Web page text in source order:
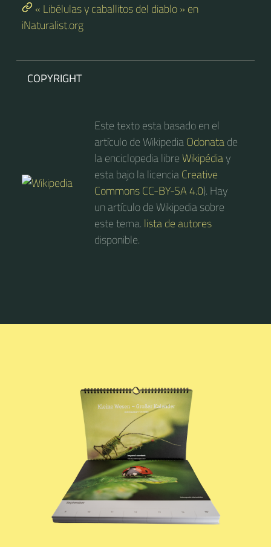
« Libélulas y caballitos del diablo » en
iNaturalist.org
COPYRIGHT
Este texto esta basado en el
artículo de WikipediaOdonatade
la enciclopedia libreWikipédiay
esta bajo la licenciaCreative
Commons CC-BY-SA 4.0). Hay
un artículo de Wikipedia sobre
este tema. lista de autores
disponible.